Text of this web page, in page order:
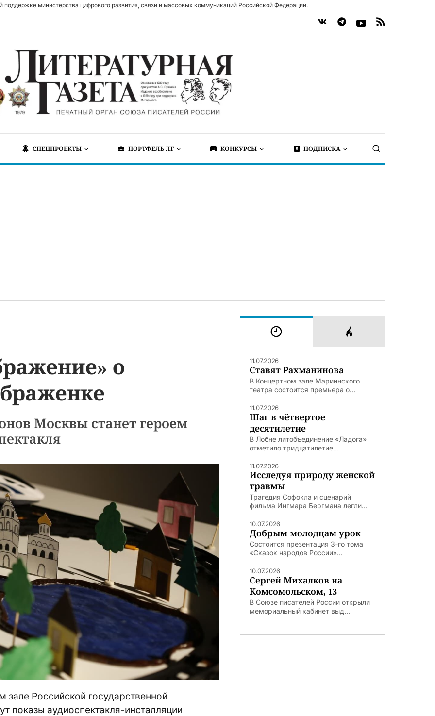
поддержке министерства цифрового развития, связи и массовых коммуникаций Российской Федерации.
СПЕЦПРОЕКТЫ ПОРТФЕЛЬ ЛГ КОНКУРСЫ ПОДПИСКА
о
Москвы станет героем
Российской государственной
показы аудиоспектакля-инсталляции
11.07.2026
Ставят Рахманинова
В Концертном зале Мариинского
театра состоится премьера о...
11.07.2026
Шаг в чётвертое
десятилетие
В Лобне литобъединение «Ладога»
отметило тридцатилетие...
11.07.2026
Исследуя природу женской
травмы
Трагедия Софокла и сценарий
фильма Ингмара Бергмана легли...
10.07.2026
Добрым молодцам урок
Состоится презентация 3-го тома
«Сказок народов России»...
10.07.2026
Сергей Михалков на
Комсомольском, 13
В Союзе писателей России открыли
мемориальный кабинет выд...